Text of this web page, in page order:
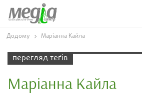
Додому Маріанна Кайла
перегляд теґів
Маріанна Кайла